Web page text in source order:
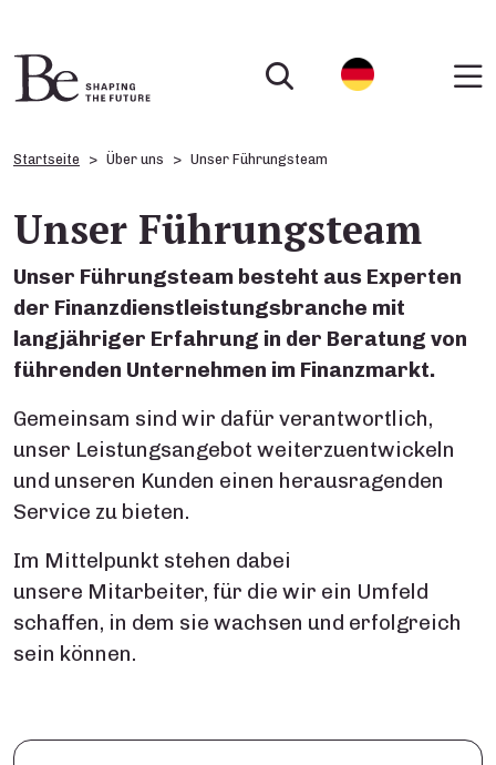
Startseite Über uns Unser Führungsteam
Unser Führungsteam
Unser Führungsteam besteht aus Experten
der Finanzdienstleistungsbranche mit
langjähriger Erfahrung in der Beratung von
führenden Unternehmen im Finanzmarkt.
Gemeinsam sind wir dafür verantwortlich,
unser Leistungsangebot weiterzuentwickeln
und unseren Kunden einen herausragenden
Service zu bieten.
Im Mittelpunkt stehen dabei
unsere Mitarbeiter, für die wir ein Umfeld
schaffen, in dem sie wachsen und erfolgreich
sein können.